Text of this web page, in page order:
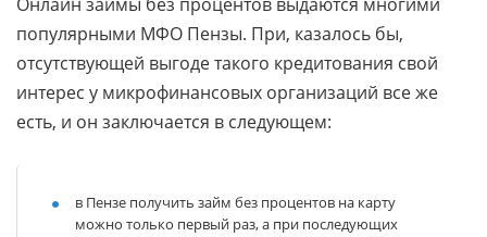
популярными МФО Пензы. При, казалось бы,
отсутствующей выгоде такого кредитования свой
интерес у микрофинансовых организаций все же
есть, и он заключается в следующем:
в Пензе получить займ без процентов на карту
можно только первый раз, а при последующих